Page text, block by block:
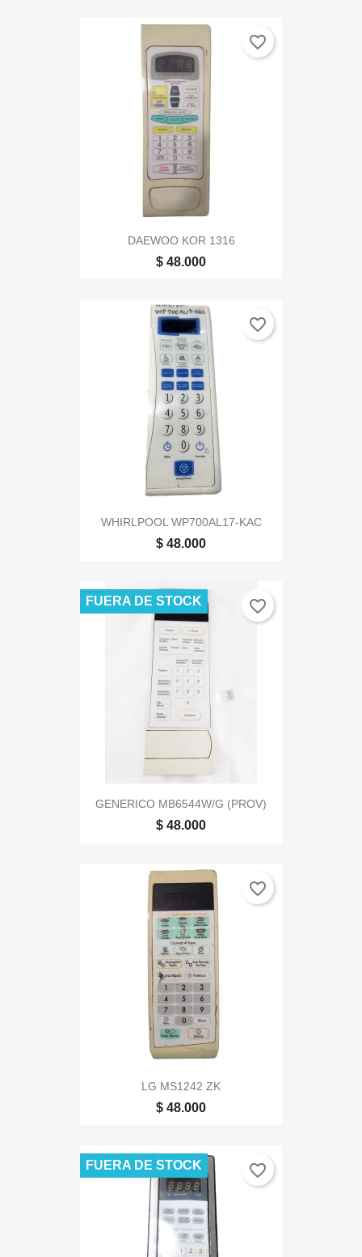
DAEWOO KOR 1316
$ 48.000
favorite_border
WHIRLPOOL WP700AL17-KAC
$ 48.000
favorite_border
GENERICO MB6544W/G (PROV)
$ 48.000
FUERA DE STOCK favorite_border
LG MS1242 ZK
$ 48.000
favorite_border
FUERA DE STOCK favorite_border